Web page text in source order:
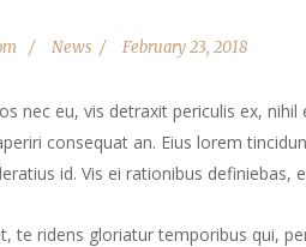
News February 23, 2018
nec eu, vis detraxit periculis ex,
consequat an. Eius lorem
id. Vis ei rationibus definiebas,
te ridens gloriatur temporibus qui,